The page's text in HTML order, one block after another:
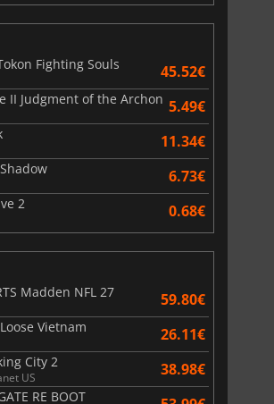
Fighting Souls
45.52€
II Judgment of the Archon 5.49€
11.34€
6.73€
2 0.68€
Madden NFL 27
59.80€
Vietnam 26.11€
City 2
US 38.98€
RE BOOT